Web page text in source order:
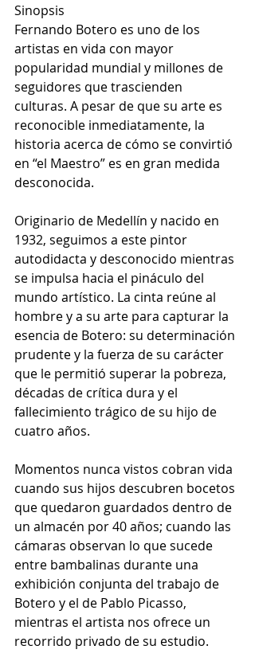
Sinopsis
Fernando Botero es uno de los
artistas en vida con mayor
popularidad mundial y millones de
seguidores que trascienden
culturas. A pesar de que su arte es
reconocible inmediatamente, la
historia acerca de cómo se convirtió
en “el Maestro” es en gran medida
desconocida.
Originario de Medellín y nacido en
1932, seguimos a este pintor
autodidacta y desconocido mientras
se impulsa hacia el pináculo del
mundo artístico. La cinta reúne al
hombre y a su arte para capturar la
esencia de Botero: su determinación
prudente y la fuerza de su carácter
que le permitió superar la pobreza,
décadas de crítica dura y el
fallecimiento trágico de su hijo de
cuatro años.
Momentos nunca vistos cobran vida
cuando sus hijos descubren bocetos
que quedaron guardados dentro de
un almacén por 40 años; cuando las
cámaras observan lo que sucede
entre bambalinas durante una
exhibición conjunta del trabajo de
Botero y el de Pablo Picasso,
mientras el artista nos ofrece un
recorrido privado de su estudio.